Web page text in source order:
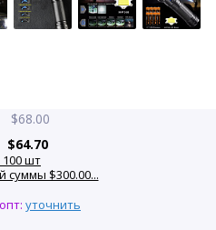
$68.00
$64.70
шт
суммы $300.00...
уточнить